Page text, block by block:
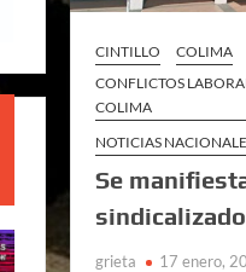
CINTILLO
COLIMA
CONFLICTOS
COLIMA
NOTICIAS
Se
grieta 17 enero,